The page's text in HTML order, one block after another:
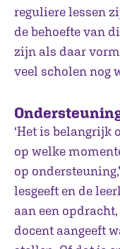
reguliere lessen
de behoefte van
zijn als daar
veel scholen nog
‘Het is belangrijk
op welke
op
lesgeeft en de
aan een
docent aangeeft